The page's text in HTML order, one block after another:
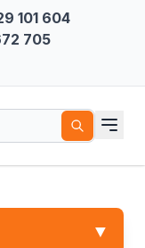
101 604
705
▼